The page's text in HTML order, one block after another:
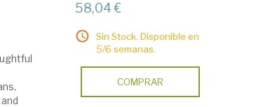
58,04 €
Sin Stock. Disponible en
5/6 semanas.
COMPRAR